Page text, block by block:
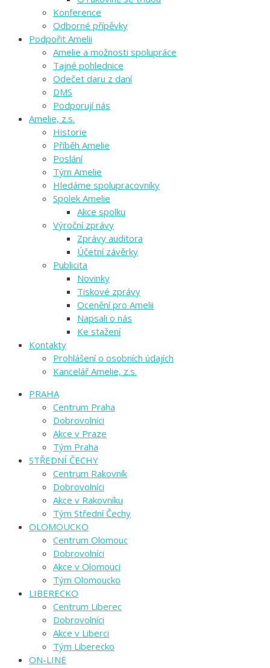
Konference
Odborné přípěvky
Podpořit Amelii
Amelie a možnosti spolupráce
Tajné pohlednice
Odečet daru z daní
DMS
Podporují nás
Amelie, z.s.
Historie
Příběh Amelie
Poslání
Tým Amelie
Hledáme spolupracovníky
Spolek Amelie
Akce spolku
Výroční zprávy
Zprávy auditora
Účetní závěrky
Publicita
Novinky
Tiskové zprávy
Ocenění pro Amelii
Napsali o nás
Ke stažení
Kontakty
Prohlášení o osobních údajích
Kancelář Amelie, z.s.
PRAHA
Centrum Praha
Dobrovolníci
Akce v Praze
Tým Praha
STŘEDNÍ ČECHY
Centrum Rakovník
Dobrovolníci
Akce v Rakovníku
Tým Střední Čechy
OLOMOUCKO
Centrum Olomouc
Dobrovolníci
Akce v Olomouci
Tým Olomoucko
LIBERECKO
Centrum Liberec
Dobrovolníci
Akce v Liberci
Tým Liberecko
ON-LINE